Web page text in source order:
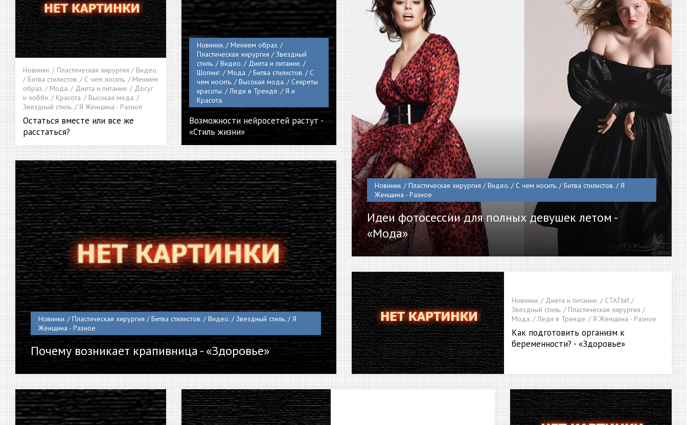
Новинки. / Меняем образ. /
Пластическая хирургия / Звездный
стиль. / Видео. / Диета и питание. /
Шопинг. / Мода. / Битва стилистов. / С
чем носить. / Высокая мода. / Секреты
красоты. / Леди в Тренде. / Я и
Красота.
Возможности нейросетей растут -
«Стиль жизни»
Новинки. / Пластическая хирургия / Видео. / С чем носить. / Битва стилистов. / Я
Женщина - Разное
Идеи фотосессии для полных девушек летом -
«Мода»
Новинки. / Пластическая хирургия / Битва стилистов. / Видео. / Звездный стиль. / Я
Женщина - Разное
Почему возникает крапивница - «Здоровье»
Новинки. / Диета и питание. / СТАТЬИ /
Звездный стиль. / Пластическая хирургия /
Мода. / Леди в Тренде. / Я Женщина - Разное
Как подготовить организм к
беременности? - «Здоровье»
Новинки. / Пластическая хирургия / Видео.
/ Битва стилистов. / С чем носить. / Меняем
образ. / Мода. / Диета и питание. / Досуг
и хобби. / Красота. / Высокая мода. /
Звездный стиль. / Я Женщина - Разное
Остаться вместе или все же
расстаться?